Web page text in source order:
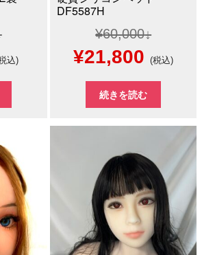
込)
DF5587H
¥60,000
元
の
価
¥60,000
で
し
¥21,800 現
在
の
格
は
で
(税込)
続きを読む